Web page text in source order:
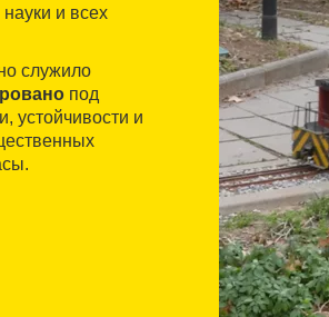
и всех
служило
под
устойчивости и